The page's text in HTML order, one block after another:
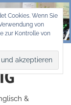
&
Cookies. Wenn Sie
von
zur Kontrolle von